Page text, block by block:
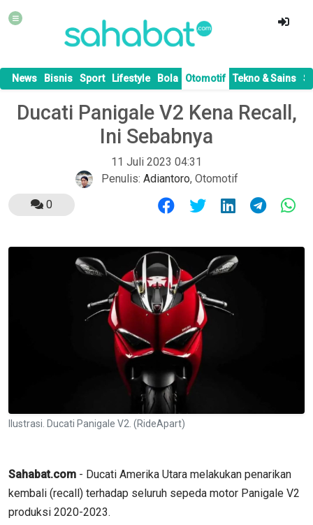
News Bisnis Sport Lifestyle Bola Otomotif Tekno & Sains
Ducati Panigale V2 Kena Recall,
Ini Sebabnya
11 Juli 2023 04:31
Penulis: Adiantoro, Otomotif
0
Ilustrasi. Ducati Panigale V2. (RideApart)
Sahabat.com - Ducati Amerika Utara melakukan penarikan
kembali (recall) terhadap seluruh sepeda motor Panigale V2
produksi 2020-2023.